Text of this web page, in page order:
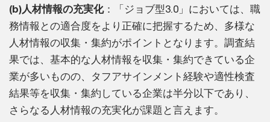
(b)人材情報の充実化：「ジョブ型3.0」においては、職
務情報との適合度をより正確に把握するため、多様な
人材情報の収集・集約がポイントとなります。調査結
果では、基本的な人材情報を収集・集約できている企
業が多いものの、タフアサインメント経験や適性検査
結果等を収集・集約している企業は半分以下であり、
さらなる人材情報の充実化が課題と言えます。